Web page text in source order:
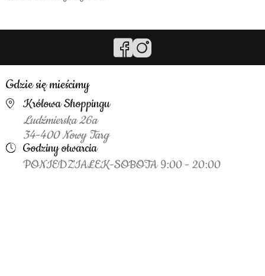
Gdzie się mieścimy
Królowa Shoppingu
Ludźmierska 26a
34-400 Nowy Targ
Godziny otwarcia
PONIEDZIAŁEK-SOBOTA 9:00 - 20:00